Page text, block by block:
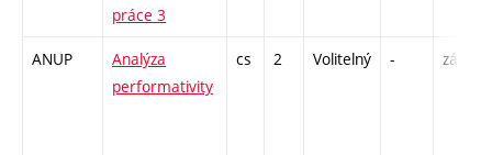
práce 3
ANUP
Analýza
performativity
cs 2 Volitelný - zá